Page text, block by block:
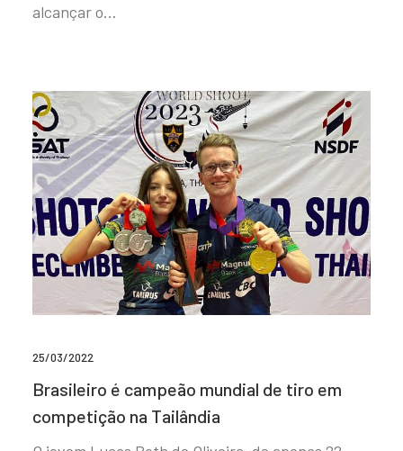
alcançar o…
25/03/2022
Brasileiro é campeão mundial de tiro em
competição na Tailândia